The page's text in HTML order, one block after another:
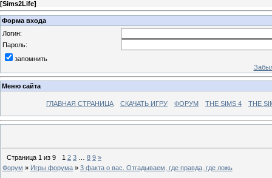
[Sims2Life]
Форма входа
Логин:
Пароль:
запомнить
Меню сайта
ГЛАВНАЯ СТРАНИЦА СКАЧАТЬ ИГРУ ФОРУМ THE SIMS 4 THE
Страница 1 из 9 1 2 3 8 9 »
Форум » Игры форума » 3 факта о вас. Отгадываем, где правда, где ложь